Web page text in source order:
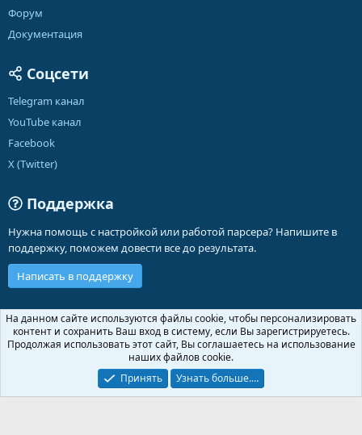
Форум
Документация
Соцсети
Telegram канал
YouTube канал
Facebook
X (Twitter)
Поддержка
Нужна помощь с настройкой или работой парсера? Напишите в
поддержку, поможем довести все до результата.
Написать в поддержку
Russian (RU)
Обратная связь
Условия и правила
Политика конфиденциальности
Помощь
Community platform by XenForo ® © 2010-2026 XenForo Ltd.
На данном сайте используются файлы cookie, чтобы персонализировать
контент и сохранить Ваш вход в систему, если Вы зарегистрируетесь.
Продолжая использовать этот сайт, Вы соглашаетесь на использование
наших файлов cookie.
Принять
Узнать больше.…